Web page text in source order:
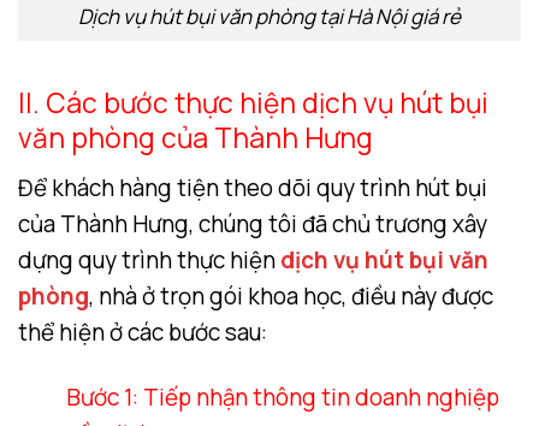
Dịch vụ hút bụi văn phòng tại Hà Nội giá rẻ
II. Các bước thực hiện dịch vụ hút bụi
văn phòng của Thành Hưng
Để khách hàng tiện theo dõi quy trình hút bụi
của Thành Hưng, chúng tôi đã chủ trương xây
dựng quy trình thực hiệndịch vụ hút bụi văn
phòng, nhà ở trọn gói khoa học, điều này được
thể hiện ở các bước sau:
Bước 1: Tiếp nhận thông tin doanh nghiệp